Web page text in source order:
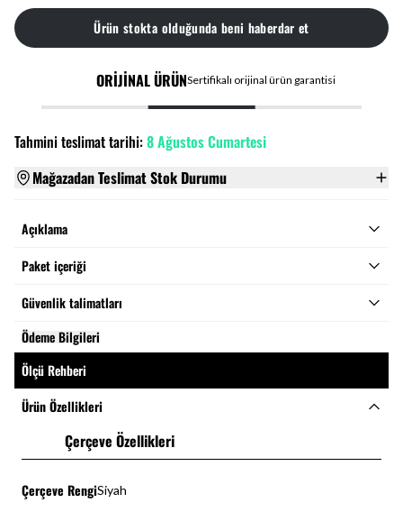
Ürün stokta olduğunda beni haberdar et
ORİJİNAL ÜRÜNSertifikalı orijinal ürün garantisi
Tahmini teslimat tarihi:8 Ağustos Cumartesi
Mağazadan Teslimat Stok Durumu
Açıklama
Paket içeriği
Güvenlik talimatları
Ödeme Bilgileri
Ölçü Rehberi
Ürün Özellikleri
Çerçeve Özellikleri
Çerçeve RengiSiyah